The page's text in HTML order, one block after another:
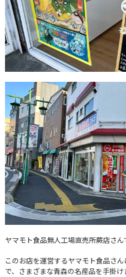
ヤマモト食品無人工場直売所蕨店さん
このお店を運営するヤマモト食品さ
で、さまざまな青森の名産品を手掛け